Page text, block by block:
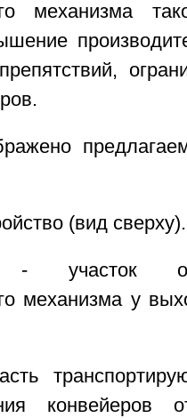
механизма
(вид сверху).
механизма у
конвейеров